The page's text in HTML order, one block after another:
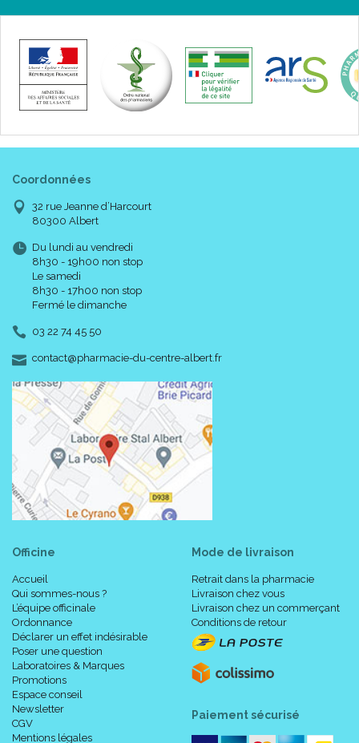
Coordonnées
32 rue Jeanne d’Harcourt
80300 Albert
Du lundi au vendredi
8h30 - 19h00 non stop
Le samedi
8h30 - 17h00 non stop
Fermé le dimanche
03 22 74 45 50
contact-
@-
pharmacie-du-centre-albert.fr
Officine
Accueil
Qui sommes-nous ?
L’équipe officinale
Ordonnance
Déclarer un effet indésirable
Poser une question
Laboratoires & Marques
Promotions
Espace conseil
Newsletter
CGV
Mentions légales
Mode de livraison
Retrait dans la pharmacie
Livraison chez vous
Livraison chez un commerçant
Conditions de retour
Paiement sécurisé